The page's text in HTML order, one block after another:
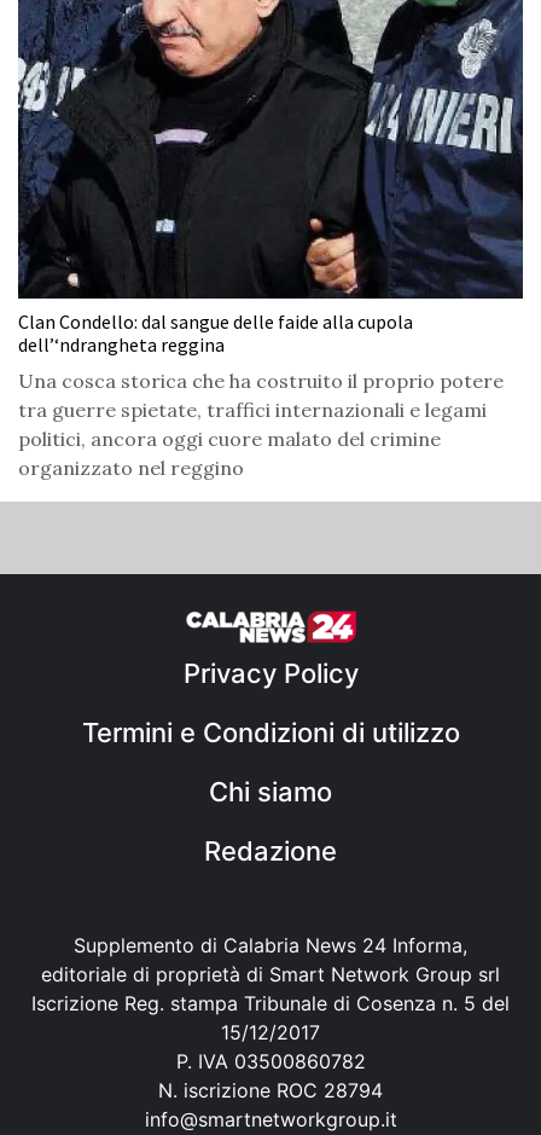
Clan Condello: dal sangue delle faide alla cupola
dell’‘ndrangheta reggina
Una cosca storica che ha costruito il proprio potere
tra guerre spietate, traffici internazionali e legami
politici, ancora oggi cuore malato del crimine
organizzato nel reggino
Privacy Policy
Termini e Condizioni di utilizzo
Chi siamo
Redazione
Supplemento di Calabria News 24 Informa,
editoriale di proprietà di Smart Network Group srl
Iscrizione Reg. stampa Tribunale di Cosenza n. 5 del
15/12/2017
P. IVA 03500860782
N. iscrizione ROC 28794
info@smartnetworkgroup.it